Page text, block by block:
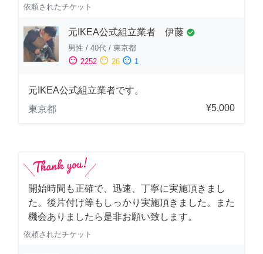
依頼されたチケット
元IKEA公式組立業者 伊藤 check_circle
男性 / 40代 / 東京都
sentiment_satisfied 2252 sentiment_neutral 26 sentiment_dissatisfied 1
元IKEA公式組立業者です。
東京都
¥5,000
開始時間も正確で、迅速、丁寧に実施頂きまし
た。後片付け等もしっかり実施頂きました。また
機会ありましたら是非お願い致します。
依頼されたチケット